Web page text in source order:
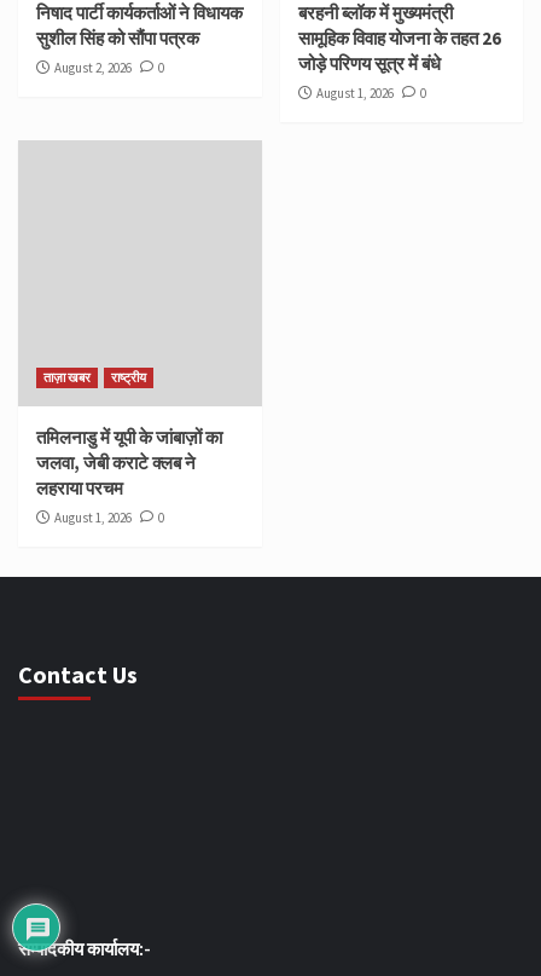
निषाद पार्टी कार्यकर्ताओं ने विधायक
सुशील सिंह को सौंपा पत्रक
August 2, 2026 0
बरहनी ब्लॉक में मुख्यमंत्री
सामूहिक विवाह योजना के तहत 26
जोड़े परिणय सूत्र में बंधे
August 1, 2026 0
ताज़ा खबर राष्ट्रीय
तमिलनाडु में यूपी के जांबाज़ों का
जलवा, जेबी कराटे क्लब ने
लहराया परचम
August 1, 2026 0
Contact Us
सम्पादकीय कार्यालय:-